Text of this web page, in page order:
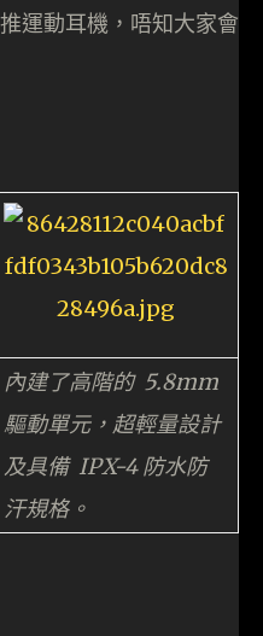
運動耳機，唔知大家會
內建了高階的 5.8mm
驅動單元，超輕量設計
及具備 IPX-4 防水防
汗規格。